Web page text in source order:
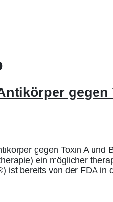
gegen Toxin A
ein möglicher
ist bereits von der FDA in